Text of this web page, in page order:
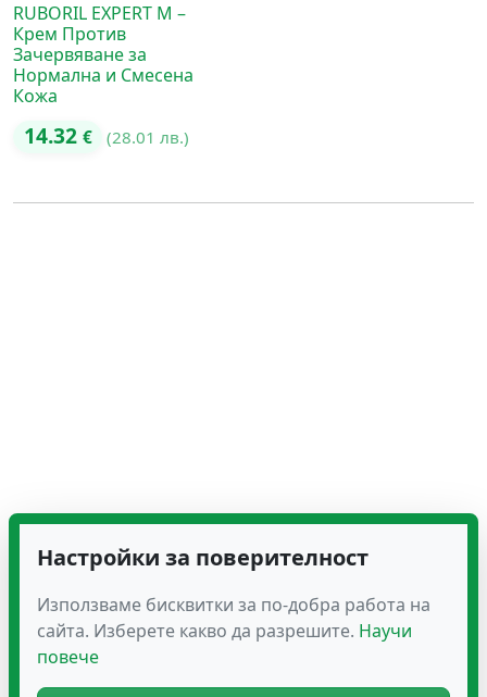
RUBORIL EXPERT M –
Крем Против
Зачервяване за
Нормална и Смесена
Кожа
14.32 € (28.01 лв.)
Настройки за поверителност
Използваме бисквитки за по-добра работа на
сайта. Изберете какво да разрешите. Научи
повече